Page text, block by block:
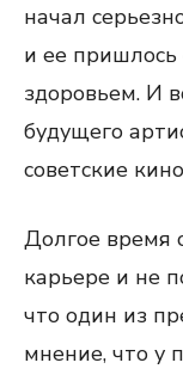
начал
и ее пришлось
здоровьем. И
будущего
советские
Долгое время
карьере и не
что один из
мнение, что у